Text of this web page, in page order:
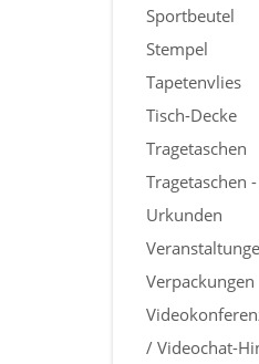
Sportbeutel
Stempel
Tapetenvlies
Tisch-Decke
Tragetaschen
Tragetaschen
Urkunden
Verpackungen
/ Videochat-